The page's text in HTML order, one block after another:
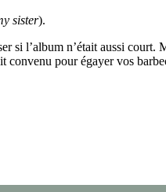
sister).
si l’album n’était aussi court.
convenu pour égayer vos